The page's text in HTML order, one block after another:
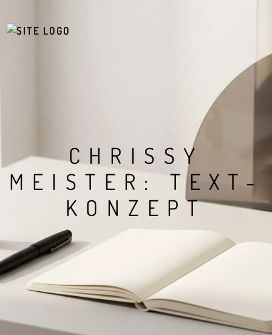
CHRISSY
MEISTER: TEXT-
KONZEPT